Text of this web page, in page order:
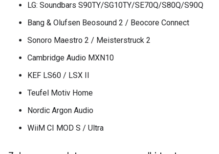
LG: Soundbars S90TY/SG10TY/SE70Q/S80Q/S90Q
Bang & Olufsen Beosound 2 / Beocore Connect
Sonoro Maestro 2 / Meisterstruck 2
Cambridge Audio MXN10
KEF LS60 / LSX II
Teufel Motiv Home
Nordic Argon Audio
WiiM CI MOD S / Ultra